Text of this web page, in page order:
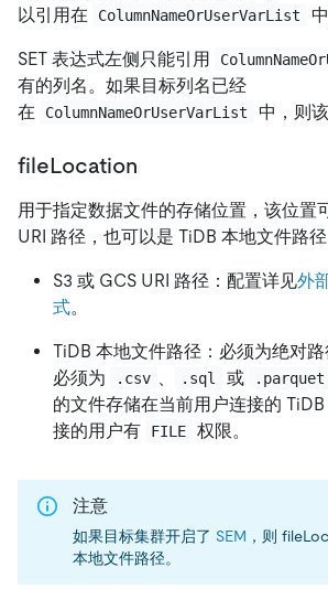
以引用在
ColumnNameOrUserVarList
SET 表达式左侧只能引用
有的列名。如果目标列名已经
在
ColumnNameOrUserVarList 中，则
fileLocation
用于指定数据文件的存储位置，该位置
URI 路径，也可以是 TiDB 本地文件路径
S3 或 GCS URI 路径：配置详见外
式。
TiDB 本地文件路径：必须为绝对
必须为
.csv .sql 或 .parquet
的文件存储在当前用户连接的
接的用户有
FILE 权限。
注意
如果目标集群开启了 SEM ，则
本地文件路径。